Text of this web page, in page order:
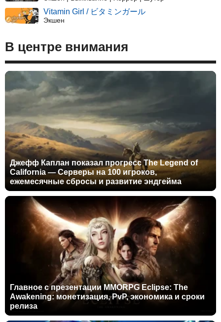
Vitamin Girl / ビタミンガール
Экшен
В центре внимания
Джефф Каплан показал прогресс The Legend of
California — Серверы на 100 игроков,
ежемесячные сбросы и развитие эндгейма
Главное с презентации MMORPG Eclipse: The
Awakening: монетизация, PvP, экономика и сроки
релиза